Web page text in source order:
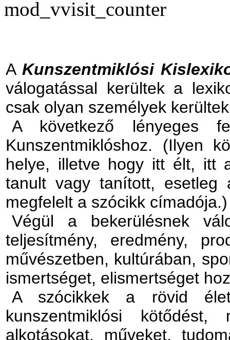
A Kunszentmiklósi
válogatással kerültek a
csak olyan személyek
A következő lényeges
Kunszentmiklóshoz. (Ilyen
helye, illetve hogy itt élt, itt
tanult vagy tanított, esetleg
megfelelt a szócikk címadója.)
Végül a bekerülésnek
teljesítmény, eredmény,
művészetben, kultúrában,
ismertséget, elismertséget
A szócikkek a rövid
kunszentmiklósi
alkotásokat, műveket,